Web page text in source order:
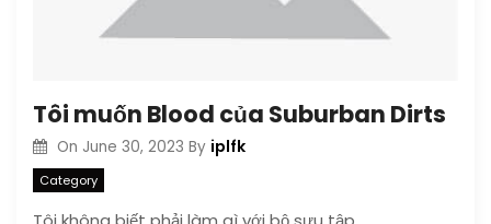
Tôi muốn Blood của Suburban Dirts
On June 30, 2023 By iplfk
Category